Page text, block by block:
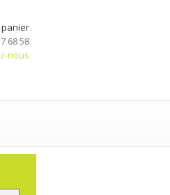
68 58
nous